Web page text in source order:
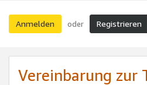
Anmelden oder Registrieren
Vereinbarung zur